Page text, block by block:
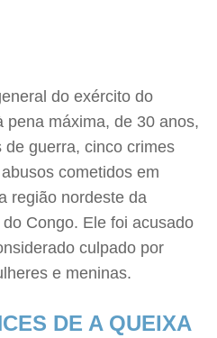
do exército do
pena máxima, de 30 anos,
guerra, cinco crimes
cometidos em
região nordeste da
Congo. Ele foi acusado
culpado por
e meninas.
DE A QUEIXA